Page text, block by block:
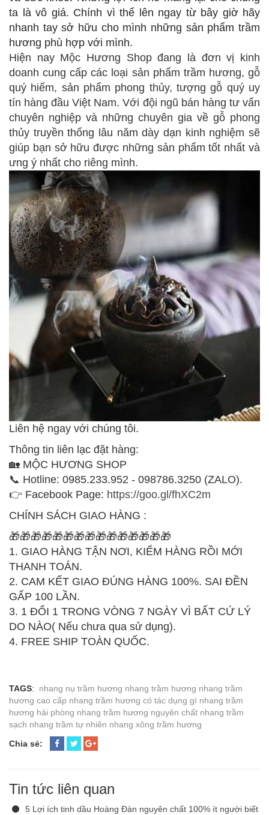
ta là vô giá. Chính vì thế lên ngay từ bây giờ hãy
nhanh tay sở hữu cho mình những sản phẩm trầm
hương phù hợp với mình.
Hiện nay Mộc Hương Shop đang là đơn vị kinh
doanh cung cấp các loại sản phẩm trầm hương, gỗ
quý hiếm, sản phẩm phong thủy, tượng gỗ quý uy
tín hàng đầu Việt Nam. Với đội ngũ bán hàng tư vấn
chuyên nghiệp và những chuyên gia về gỗ phong
thủy truyền thống lâu năm dày dạn kinh nghiệm sẽ
giúp bạn sở hữu được những sản phẩm tốt nhất và
ưng ý nhất cho riêng mình.
Liên hệ ngay với chúng tôi.
Thông tin liên lạc đặt hàng:
🏡 MỘC HƯƠNG SHOP
📞 Hotline: 0985.233.952 - 098786.3250 (ZALO).
👉 Facebook Page: https://goo.gl/fhXC2m
CHÍNH SÁCH GIAO HÀNG :
🎁🎁🎁🎁🎁🎁🎁🎁🎁🎁🎁🎁🎁🎁🎁
1. GIAO HÀNG TẬN NƠI, KIỂM HÀNG RỒI MỚI
THANH TOÁN.
2. CAM KẾT GIAO ĐÚNG HÀNG 100%. SAI ĐỀN
GẤP 100 LẦN.
3. 1 ĐỔI 1 TRONG VÒNG 7 NGÀY VÌ BẤT CỨ LÝ
DO NÀO( Nếu chưa qua sử dụng).
4. FREE SHIP TOÀN QUỐC.
TAGS: nhang nụ trầm hương nhang trầm hương nhang trầm
hương cao cấp nhang trầm hương có tác dụng gì nhang trầm
hương hải phòng nhang trầm hương nguyên chất nhang trầm
sạch nhang trầm tự nhiên nhang xông trầm hương
Chia sẻ:
Tin tức liên quan
5 Lợi ích tinh dầu Hoàng Đàn nguyên chất 100% ít người biết